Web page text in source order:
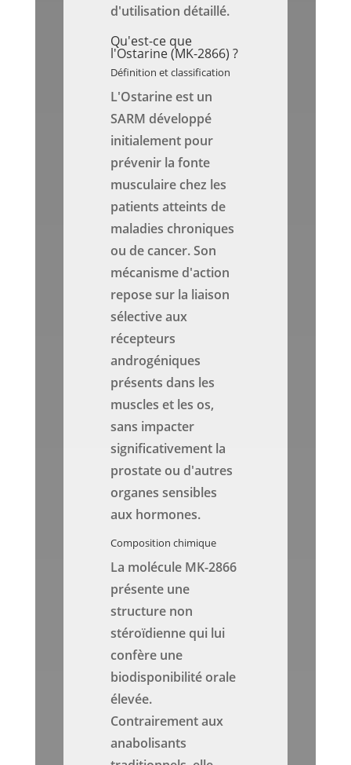
d'utilisation détaillé.
Qu'est-ce que
l'Ostarine (MK-2866) ?
Définition et classification
L'Ostarine est un
SARM développé
initialement pour
prévenir la fonte
musculaire chez les
patients atteints de
maladies chroniques
ou de cancer. Son
mécanisme d'action
repose sur la liaison
sélective aux
récepteurs
androgéniques
présents dans les
muscles et les os,
sans impacter
significativement la
prostate ou d'autres
organes sensibles
aux hormones.
Composition chimique
La molécule MK-2866
présente une
structure non
stéroïdienne qui lui
confère une
biodisponibilité orale
élevée.
Contrairement aux
anabolisants